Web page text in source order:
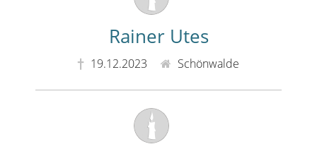
Rainer Utes
19.12.2023 Schönwalde